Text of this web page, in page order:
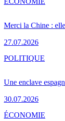
Merci la Chine :
27.07.2026
Une enclave
30.07.2026
POLITIQUE
ÉCONOMIE